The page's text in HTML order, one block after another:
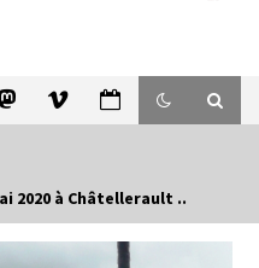
2020 à Châtellerault ..